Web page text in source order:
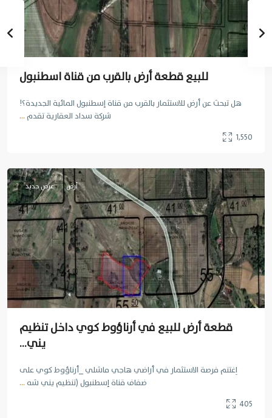
للبيع قطعة أرض بالقرب من قناة اسطنبول
هل تبحث عن أرض للاستثمار بالقرب من قناة إسطنبول المائية الجديدة؟!
شركة سداد العقارية تقدم...
1,550
أرض عرض جديد
قطعة أرض للبيع في أرناؤوط كوي داخل تنظيم
يني...
اِغتنم فرصة الاستثمار في أراضي هاجي ماشلي _أرناؤوط كوي على
ضفاف قناة إسطنبول (تنظيم يني شه...
405